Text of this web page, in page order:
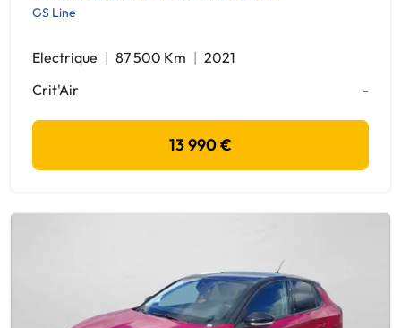
GS Line
Electrique 87 500 Km
2021
Crit'Air
-
13 990 €